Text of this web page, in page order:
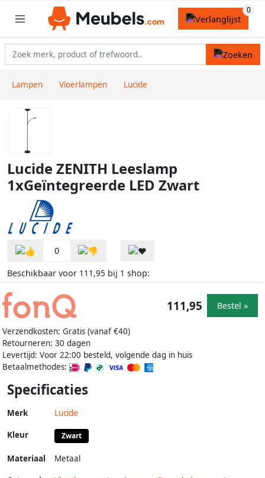
Lampen Vloerlampen Lucide
Lucide ZENITH Leeslamp
1xGeïntegreerde LED Zwart
0
Beschikbaar voor 111,95 bij 1 shop:
Verzendkosten: Gratis (vanaf €40)
Retourneren: 30 dagen
Levertijd: Voor 22:00 besteld, volgende dag in huis
Betaalmethodes:
111,95 Bestel »
Specificaties
Merk Lucide
Kleur Zwart
Materiaal Metaal